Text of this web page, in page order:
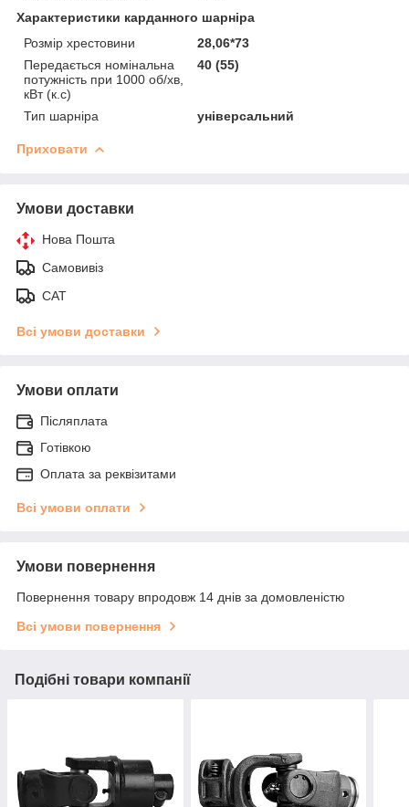
Характеристики карданного шарніра
Розмір хрестовини
28,06*73
Передається номінальна
потужність при 1000 об/хв,
кВт (к.с)
40 (55)
Тип шарніра універсальний
Приховати
Умови доставки
Нова Пошта
Самовивіз
САТ
Всі умови доставки
Умови оплати
Післяплата
Готівкою
Оплата за реквізитами
Всі умови оплати
Умови повернення
Повернення товару впродовж 14 днів за домовленістю
Всі умови повернення
Подібні товари компанії